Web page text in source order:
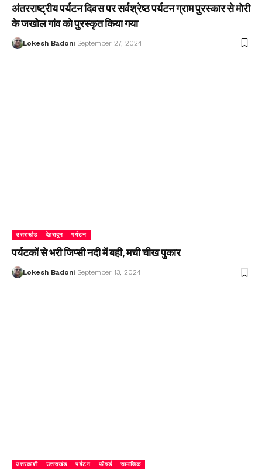
अंतरराष्ट्रीय पर्यटन दिवस पर सर्वश्रेष्ठ पर्यटन ग्राम पुरस्कार से मोरी
के जखोल गांव को पुरस्कृत किया गया
Lokesh Badoni September 27, 2024
उत्तराखंड देहरादून पर्यटन
पर्यटकों से भरी जिप्सी नदी में बही, मची चीख पुकार
Lokesh Badoni September 13, 2024
उत्तरकाशी उत्तराखंड पर्यटन फीचर्ड सामाजिक